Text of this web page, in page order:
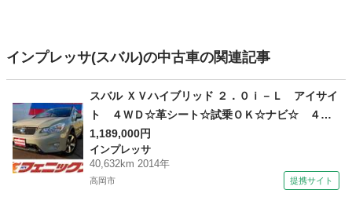
インプレッサ(スバル)の中古車の関連記事
スバル ＸＶハイブリッド ２．０ｉ－Ｌ アイサイ
ト ４ＷＤ☆革シート☆試乗ＯＫ☆ナビ☆ ４Ｗ
Ｄ☆アイサイト☆革シート☆ナビＴＶ☆Ｂｌｕｅ
ｔｏｏｔｈ☆バックカメラ☆追従クルコン☆ルー
フレール☆スマートキー☆ＨＩＤオートライト☆
アイドリングストップ☆Ｒフォグ☆禁煙車☆ＥＴ
1,189,000円
インプレッサ
40,632km 2014年
高岡市 提携サイト